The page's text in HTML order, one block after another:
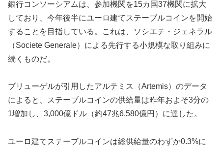
銀行コンソーシアムは、参加機関を15カ国37機関に拡大
しており、今年後半にユーロ建てステーブルコインを開始
することを目指している。これは、ソシエテ・ジェネラル
（Societe Generale）による先行する小規模な取り組みに
続くものだ。
ブリューゲルが引用したアルテミス（Artemis）のデータ
によると、ステーブルコインの供給量は昨年およそ3分の
1増加し、3,000億ドル（約47兆6,580億円）に達した。
ユーロ建てステーブルコインは総供給量のわずか0.3%に